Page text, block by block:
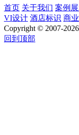
首页 关于我们 案例
VI设计 酒店标识 商
Copyright © 2007-2026
回到顶部